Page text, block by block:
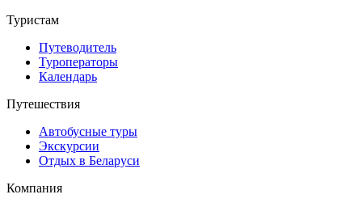
Туристам
Путеводитель
Туроператоры
Календарь
Путешествия
Автобусные туры
Экскурсии
Отдых в Беларуси
Компания